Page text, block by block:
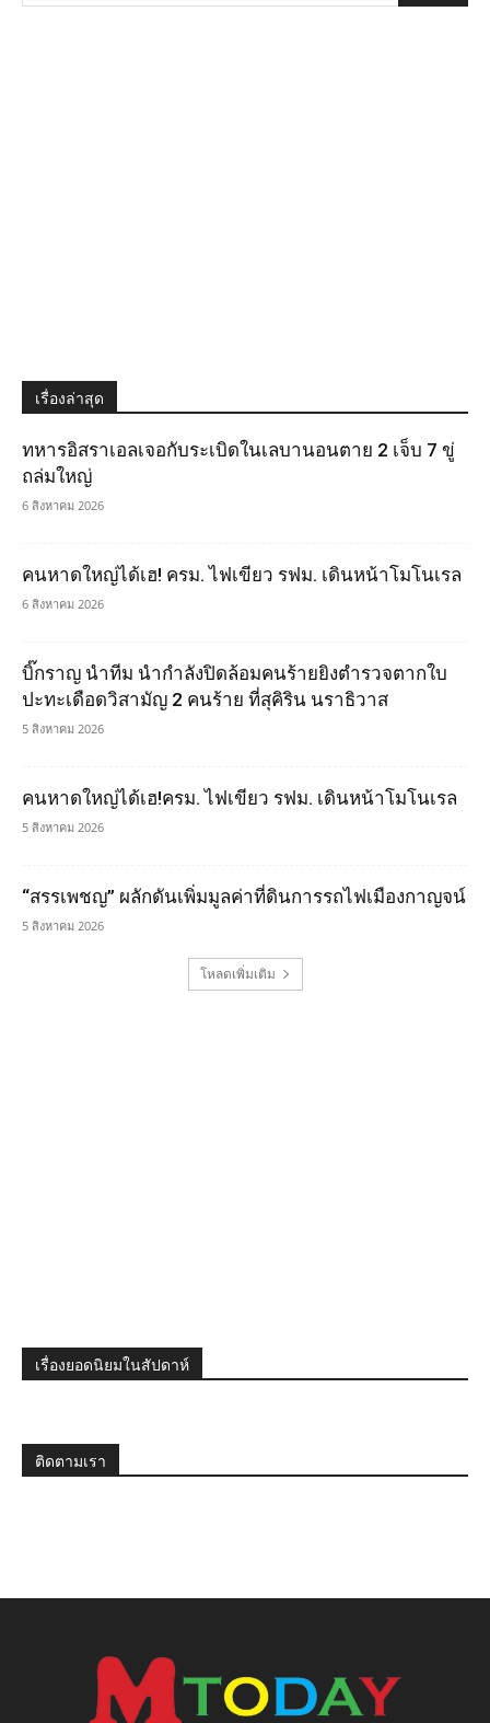
เรื่องล่าสุด
ทหารอิสราเอลเจอกับระเบิดในเลบานอนตาย 2 เจ็บ 7 ขู่
ถล่มใหญ่
6 สิงหาคม 2026
คนหาดใหญ่ได้เฮ! ครม. ไฟเขียว รฟม. เดินหน้าโมโนเรล
6 สิงหาคม 2026
บิ๊กราญ นำทีม นำกำลังปิดล้อมคนร้ายยิงตำรวจตากใบ
ปะทะเดือดวิสามัญ 2 คนร้าย ที่สุคิริน นราธิวาส
5 สิงหาคม 2026
คนหาดใหญ่ได้เฮ!ครม. ไฟเขียว รฟม. เดินหน้าโมโนเรล
5 สิงหาคม 2026
“สรรเพชญ” ผลักดันเพิ่มมูลค่าที่ดินการรถไฟเมืองกาญจน์
5 สิงหาคม 2026
โหลดเพิ่มเติม
เรื่องยอดนิยมในสัปดาห์
ติดตามเรา